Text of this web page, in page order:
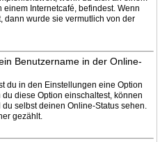
Internetcafé, befindest. Wenn
dann wurde sie vermutlich von der
Benutzername in der Online-
du in den Einstellungen eine Option
du diese Option einschaltest, können
selbst deinen Online-Status sehen.
gezählt.